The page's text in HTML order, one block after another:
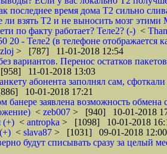
последнее время дома Т2 сильно
ли взять Т2 и не выносить мозг
по факту работает? Теле2? (-) <
20 - Теле2 (в телефоне отображается
zloj > [787] 11-01-2018 12:54
вариантов. Перенос остатков
11-01-2018 13:03
абонента заполнял сам,
10-01-2018 17:21
банере заявлена возможность
< zeb007 > [940] 10-01-2018
(+) < antropka > [1098] 10-01-2018
< slava87 > [1031] 09-01-2018 12:00
будут списывать сразу за целый